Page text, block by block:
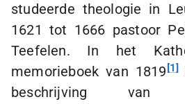
studeerde theologie in
1621 tot 1666 pastoor
Teefelen. In het
memorieboek van 1819 1
beschrijving van